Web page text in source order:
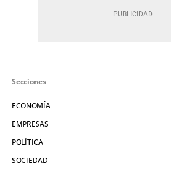
Secciones
ECONOMÍA
EMPRESAS
POLÍTICA
SOCIEDAD